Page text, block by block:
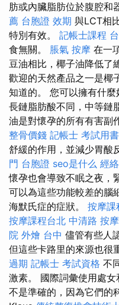
肪或內臟脂肪位於腹腔和
薦 台胞證 效期 與LCT相
特別有效。 記帳士課程
食無關。 脹氣 按摩 在一
豆油相比，椰子油降低了
歡迎的天然產品之一是椰
知道的。 您可以擁有什
長鏈脂肪酸不同，中等鏈
油是對懷孕的所有有害副
整骨價錢 記帳士 考試用書
舒緩的作用，並減少胃酸
門 台胞證 seo是什么 經
懷孕也會導致不眠之夜，
可以為這些功能較差的腦
海默氏症的症狀。 按摩課
按摩課程台北 中清路 按摩
院 外燴 台中 儘管有些人
但這些卡路里的來源也很
過期 記帳士 考試資格 不
激素。 國際詞彙使用處
不是準確的，因為它們的